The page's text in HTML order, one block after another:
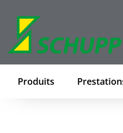
Produits